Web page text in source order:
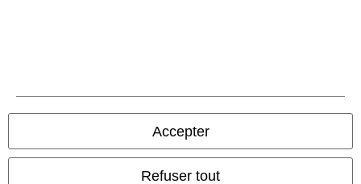
Accepter
Refuser tout